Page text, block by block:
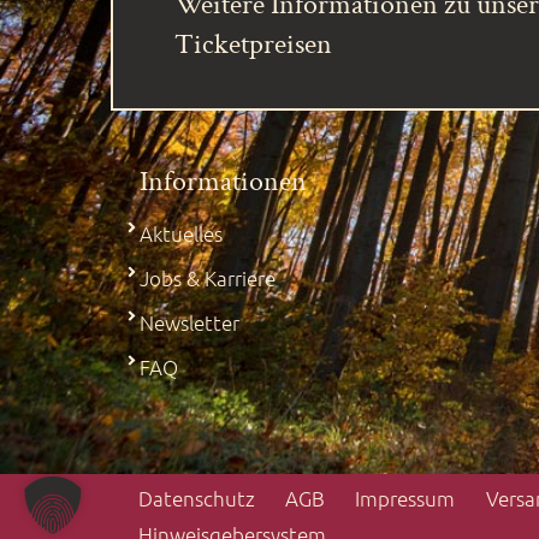
Ticketpreisen
Informationen
Aktuelles
Jobs & Karriere
Newsletter
FAQ
Datenschutz AGB Impressum